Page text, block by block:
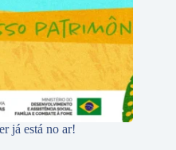
já está no ar!